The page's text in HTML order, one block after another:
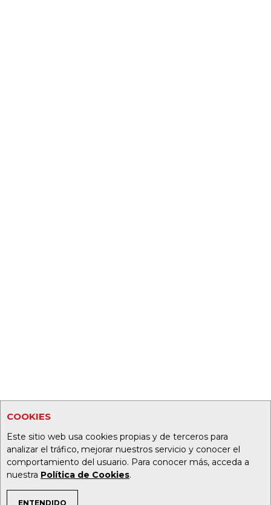
COOKIES
Este sitio web usa cookies propias y de terceros para
analizar el tráfico, mejorar nuestros servicio y conocer el
comportamiento del usuario. Para conocer más, acceda a
nuestra Política de Cookies.
ENTENDIDO